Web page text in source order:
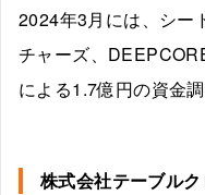
2024年3月には、シー
チャーズ、
による1.7億円の資金調
株式会社テーブルク